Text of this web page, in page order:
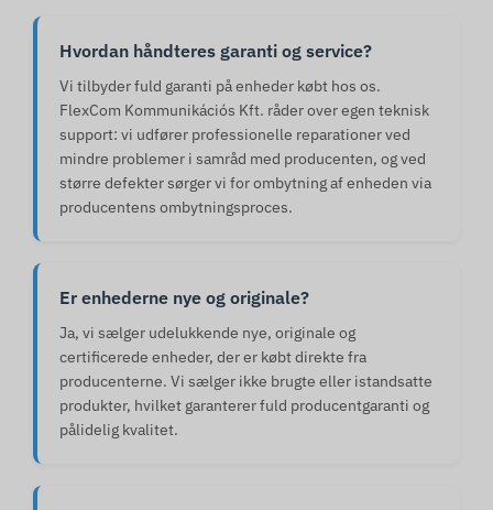
Hvordan håndteres garanti og service?
Vi tilbyder fuld garanti på enheder købt hos os.
FlexCom Kommunikációs Kft. råder over egen teknisk
support: vi udfører professionelle reparationer ved
mindre problemer i samråd med producenten, og ved
større defekter sørger vi for ombytning af enheden via
producentens ombytningsproces.
Er enhederne nye og originale?
Ja, vi sælger udelukkende nye, originale og
certificerede enheder, der er købt direkte fra
producenterne. Vi sælger ikke brugte eller istandsatte
produkter, hvilket garanterer fuld producentgaranti og
pålidelig kvalitet.